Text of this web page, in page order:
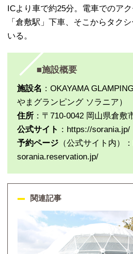
ICより車で約25分。電車でのア
「倉敷駅」下車、そこからタク
いる。
■施設概要
施設名 ：OKAYAMA
やまグランピング ソラニア）
住所 ：〒710-0042 岡山県倉敷
公式サイト ：https://sorania.jp/
予約ページ （公式サイト内）
sorania.reservation.jp/
関連記事